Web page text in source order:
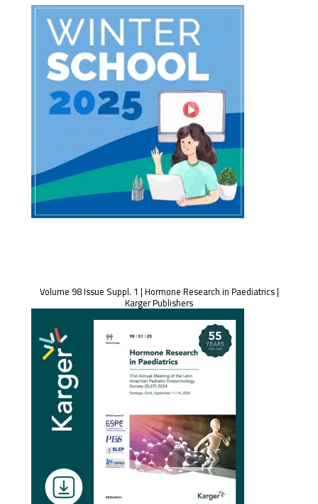
Volume 98 Issue Suppl. 1 | Hormone Research in Paediatrics |
Karger Publishers